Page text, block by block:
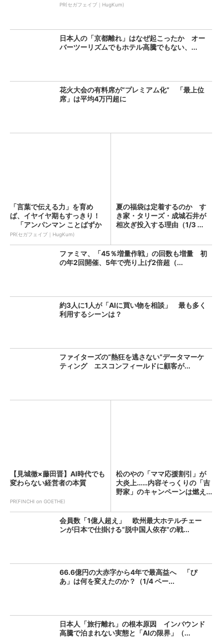
PR(セガフェイブ｜HugKum)
日本人の「京都離れ」はなぜ起こったか オー
バーツーリズムでもホテル高騰でもない、...
花火大会の有料席が“プレミアム化” 「最上位
席」は平均4万円超に
「言葉で伝える力」を育め
ば、イヤイヤ期もすっきり！
「アンパンマン ことばずか
ん...
PR(セガフェイブ｜HugKum)
夏の福袋は定着するのか す
き家・タリーズ・成城石井が
相次ぎ投入する理由（1/3 ...
ファミマ、「45％増量作戦」の回数も増量 初
の年2回開催、5年で売り上げ2倍超（...
約3人に1人が「AIに買い物を相談」 最も多く
利用するシーンは？
ファイターズの“熱狂を逃さない”データマーケ
ティング エスコンフィールドに顧客が...
【見城徹×藤田晋】AI時代でも
変わらない経営者の本質
PR(FINCHI on GOETHE)
松のやの「ママ応援割引」が
大炎上……内容そっくりの「吉
野家」のキャンペーンは燃え...
会員数「1億人超え」 欧州最大ホテルチェー
ンが日本で仕掛ける“脱中国人依存”の戦...
66.6億円の大赤字から4年で最高益へ 「ぴ
あ」は何を変えたのか？（1/4 ペー...
日本人「旅行離れ」の根本原因 インバウンド
高騰で泊まれない実態と「AIの限界」（...